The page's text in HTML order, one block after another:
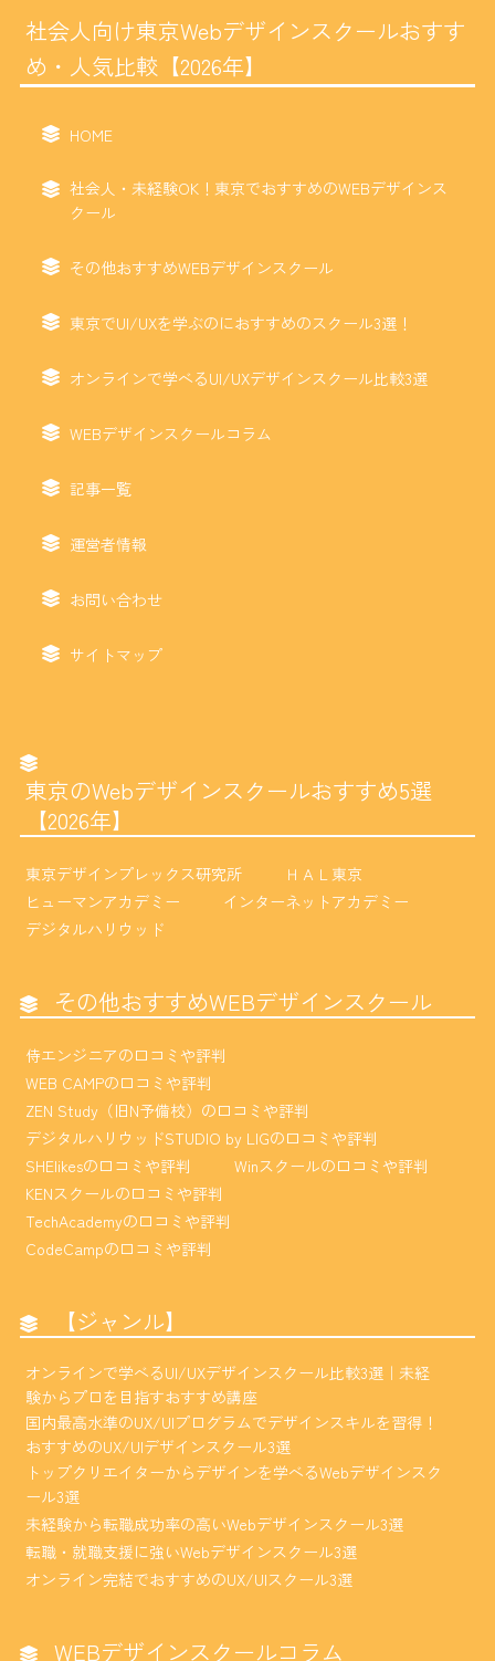
社会人向け東京Webデザインスクールおすす
め・人気比較【2026年】
HOME
社会人・未経験OK！東京でおすすめのWEBデザインス
クール
その他おすすめWEBデザインスクール
東京でUI/UXを学ぶのにおすすめのスクール3選！
オンラインで学べるUI/UXデザインスクール比較3選
WEBデザインスクールコラム
記事一覧
運営者情報
お問い合わせ
サイトマップ
東京のWebデザインスクールおすすめ5選
【2026年】
東京デザインプレックス研究所
ＨＡＬ東京
ヒューマンアカデミー
インターネットアカデミー
デジタルハリウッド
その他おすすめWEBデザインスクール
侍エンジニアの口コミや評判
WEB CAMPの口コミや評判
ZEN Study（旧N予備校）の口コミや評判
デジタルハリウッドSTUDIO by LIGの口コミや評判
SHElikesの口コミや評判
Winスクールの口コミや評判
KENスクールの口コミや評判
TechAcademyの口コミや評判
CodeCampの口コミや評判
【ジャンル】
オンラインで学べるUI/UXデザインスクール比較3選｜未経
験からプロを目指すおすすめ講座
国内最高水準のUX/UIプログラムでデザインスキルを習得！
おすすめのUX/UIデザインスクール3選
トップクリエイターからデザインを学べるWebデザインスク
ール3選
未経験から転職成功率の高いWebデザインスクール3選
転職・就職支援に強いWebデザインスクール3選
オンライン完結でおすすめのUX/UIスクール3選
WEBデザインスクールコラム